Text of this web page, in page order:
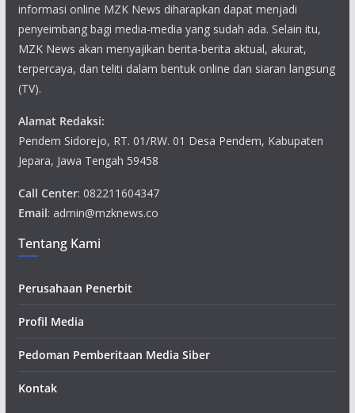
informasi online MZK News diharapkan dapat menjadi
penyeimbang bagi media-media yang sudah ada. Selain itu,
MZK News akan menyajikan berita-berita aktual, akurat,
terpercaya, dan teliti dalam bentuk online dan siaran langsung
(TV).
Alamat Redaksi:
Pendem Sidorejo, RT. 01/RW. 01 Desa Pendem, Kabupaten
Jepara, Jawa Tengah 59458
Call Center: 082211604347
Email: admin@mzknews.co
Tentang Kami
Perusahaan Penerbit
Profil Media
Pedoman Pemberitaan Media Siber
Kontak